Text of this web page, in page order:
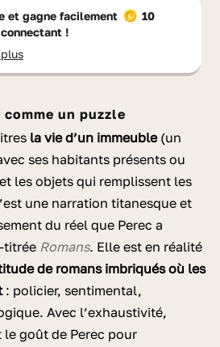
et gagne facilement
10
!
comme un puzzle
la vie d’un immeuble(un
ses habitants présents ou
les objets qui remplissent les
une narration titanesque et
du réel que Perec a
titrée Romans. Elle est en réalité
de romans imbriqués où les
: policier, sentimental,
Avec l’exhaustivité,
le goût de Perec pour